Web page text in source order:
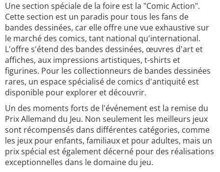
Une section spéciale de la foire est la "Comic Action".
Cette section est un paradis pour tous les fans de
bandes dessinées, car elle offre une vue exhaustive sur
le marché des comics, tant national qu'international.
L'offre s'étend des bandes dessinées, œuvres d'art et
affiches, aux impressions artistiques, t-shirts et
figurines. Pour les collectionneurs de bandes dessinées
rares, un espace spécialisé de comics d'antiquité est
disponible pour explorer et découvrir.
Un des moments forts de l'événement est la remise du
Prix Allemand du Jeu. Non seulement les meilleurs jeux
sont récompensés dans différentes catégories, comme
les jeux pour enfants, familiaux et pour adultes, mais un
prix spécial est également décerné pour des réalisations
exceptionnelles dans le domaine du jeu.